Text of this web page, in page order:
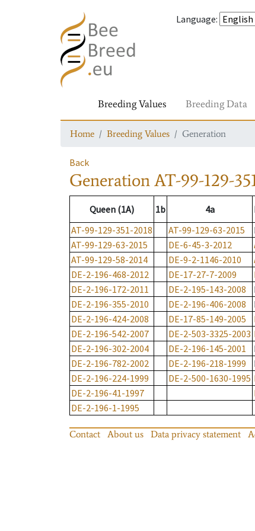
Language:
Breeding Values Breeding Data
Home Breeding Values Generation
Back
GenerationAT-99-129-
Queen (1A) 1b 4a
AT-99-129-351-2018
AT-99-129-63-2015
AT-99-129-63-2015
DE-6-45-3-2012
AT-99-129-58-2014
DE-9-2-1146-2010
DE-2-196-468-2012
DE-17-27-7-2009
DE-2-196-172-2011
DE-2-195-143-2008
DE-2-196-355-2010
DE-2-196-406-2008
DE-2-196-424-2008
DE-17-85-149-2005
DE-2-196-542-2007
DE-2-503-3325-2003
DE-2-196-302-2004
DE-2-196-145-2001
DE-2-196-782-2002
DE-2-196-218-1999
DE-2-196-224-1999
DE-2-500-1630-1995
DE-2-196-41-1997
DE-2-196-1-1995
Contact About us Data privacy statement